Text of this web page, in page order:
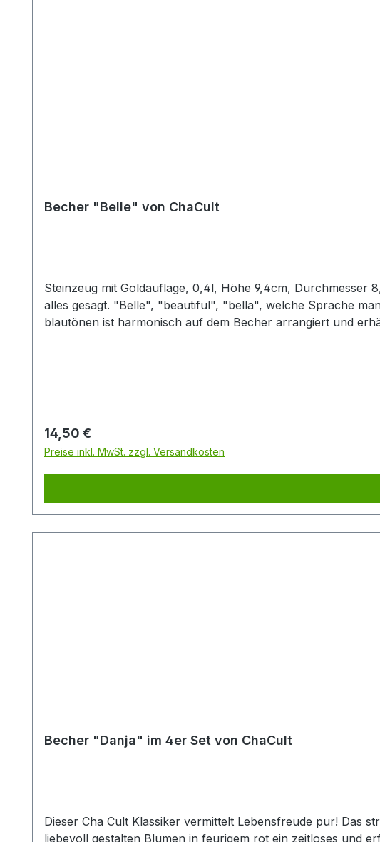
Becher "Belle" von ChaCult
Steinzeug mit Goldauflage, 0,4l, Höhe 9,4cm, Durchmesser 8,7cm Mit dem Namen dieses geschmackvollen und handbemalten Keramikbechers
alles gesagt. "Belle", "beautiful", "bella", welche Sprache
blautönen ist harmonisch auf dem Becher arrangiert und
Regulärer Preis:
14,50 €
Preise inkl. MwSt. zzgl. Versandkosten
Becher "Danja" im 4er Set von ChaCult
Dieser Cha Cult Klassiker vermittelt Lebensfreude pur! Das
liebevoll gestalten Blumen in feurigem rot ein zeitloses und